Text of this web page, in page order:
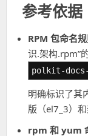
参考依据
RPM 包命名规
识.架构.rpm”
polkit-
明确标识了其
版（el7_3）
rpm 和 yum